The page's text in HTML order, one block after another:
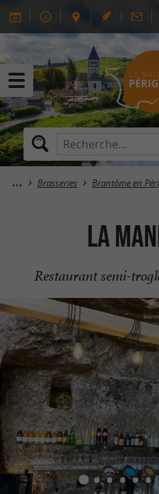
Brasseries Brantôme en
La
Restaurant semi-